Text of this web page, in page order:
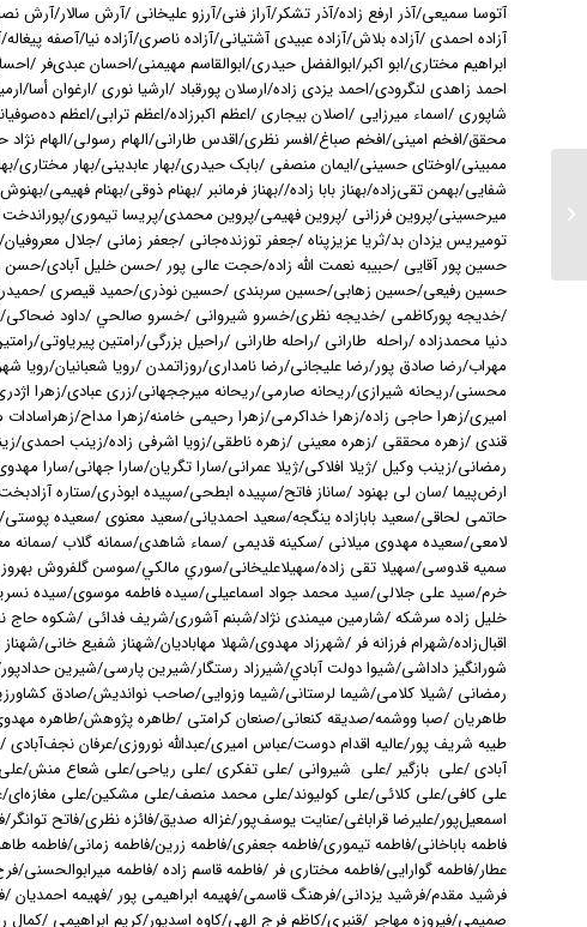
آتوسا سمیعی/آذر ارفع زاده/آذر تشکر/آراز فنی/آرزو علیخانی /آرش سالار/آرش
آزاده احمدی /آزاده بلاش/آزاده عبیدی آشتیانی/آزاده ناصری/آزاده نیا/آصفه
ابراهیم مختاری/ابو اکبر/ابوالفضل حیدری/ابوالقاسم مهيمنى/احسان عبدی‌فر /
احمد زاهدی لنگرودی/احمد یزدی زاده/ارسلان پورقباد /ارشیا نوری /ارغوان أسا/
شاپوری /اسماء میرزایی /اصلان بیجاری /اعظم اکبرزاده/اعظم ترابی/اعظم
محقق/افخم امینی/افخم صباغ/افسر نظری/اقدس طارانی/الهام رسولی/الهام
ممبینی/اوختای حسینی/ایمان منصفی /بابک حیدری/بهار عابدینی/بهار مختاری/
شفایی/بهمن تقی‌زاده/بهناز بابا زاده//بهناز فرمانبر /بهنام ذوقی/بهنام فهیمی/
میرحسینی/پروین فرزانی /پروین فهیمی/پروین محمدی/پریسا تیموری/
تومیریس یزدان بد/ثریا عزيزپناه /جعفر توزنده‌جانی /جعفر زمانی /جلال
حسین پور آقایی /حبیبه نعمت الله زاده/حجت عالی پور /حسن خلیل آبادی/
حسین رفیعی/حسین زهابی/حسین سربندی /حسین نوذری/حمید قیصری /
/خدیجه پورکاظمی /خدیجه نظری/خسرو شیروانی /خسرو صالحي /داود ضحاکی/
دنیا محمدزاده /راحله طارانی /راحله طارانی /راحیل بزرگی/رامتین پیریاوتی/
مهراب/رضا صادق پور/رضا علیجانی/رضا نامداری/روزاتمدن /رویا شعبانیان/رویا
محسنی/ریحانه شیرازی/ریحانه صارمی/ریحانه میرججهانی/زری عبادی/زهرا
امیری/زهرا حاجی زاده/زهرا خداکرمی/زهرا رحیمی خامنه/زهرا مداح/زهراسادات
قندی /زهره محققی /زهره معینی /زهره ناطقی/زویا اشرفی زاده/زینب احمدی/
رمضانی/زینب وکیل /ژیلا افلاکی/ژیلا عمرانی/سارا تگریان/سارا جهانی/سارا
ارض‌پیما /سان لی بهنود /ساناز فاتح/سپیده ابطحی/سپیده ابوذری/ستاره
حاتمی لحاقی/سعيد بابازاده ينگجه/سعید احمدیانی/سعید معنوی /سعیده
لامعی/سعیده مهدوی میلانی /سکینه قدیمی /سماء شاهدی/سمانه گلاب /سمانه
سمیه قدوسی/سهیلا تقی زاده/سهیلاعلیخانی/سوري مالكي/سوسن گلفروش
خرم/سید علی جلالی/سید محمد جواد اسماعیلی/سیده فاطمه موسوی/سیده
خلیل زاده سرشکه /شارمین میمندی نژاد/شبنم آشوری/شریف فدائی /شکوه حاج
اقبال‌زاده/شهرام فرزانه فر /شهرزاد مهدوی/شهلا مهابادیان/شهناز شفیع خانی/
شورانگیز داداشی/شيوا دولت آبادي/شیرزاد رستگار/شیرین پارسی/شیرین
رمضانی /شیلا کلامی/شیما لرستانی/شیما وزوایی/صاحب نوانديش/صادق
طاهریان /صبا ووشمه/صدیقه کنعانی/صنعان کرامتی /طاهره پژوهش/طاهره
طیبه شریف پور/عالیه اقدام دوست/عباس امیری/عبدالله نوروزی/عرفان نجف‌آبادی‌
آبادی /علی بازگیر /علی شیروانی /علی تفکری /علی ریاحی/علی شعاع منش/
علی کافی/علی کلائی/علی کولیوند/علی محمد منصف/علی مشکین/علی مغازه‌ای/
اسمعیل‌پور/علیرضا قراباغی/عنایت یوسف‌پور/غزاله صدیق/فائزه نظری/فاتح
فاطمه باباخانی/فاطمه تیموری/فاطمه جعفری/فاطمه زرین/فاطمه زمانی/فاطمه
عطار/فاطمه گوارایی/فاطمه مختاری فر /فاطمه قاسم زاده /فاطمه میرابوالحسنی/
فرشید مقدم/فرشید یزدانی/فرهنگ قاسمی/فهیمه ابراهیمی پور /فهیمه احمدیان /
صمیمی/فیروزه مهاجر /قنبری/کاظم فرج الهی/کاوه اسدپور/کریم ابراهیمی /
به بهانه قبولی ۹ نفر از
دانش‌آموزان طرح حمایت
تحصیلی مهروماه در
دانشگاه...